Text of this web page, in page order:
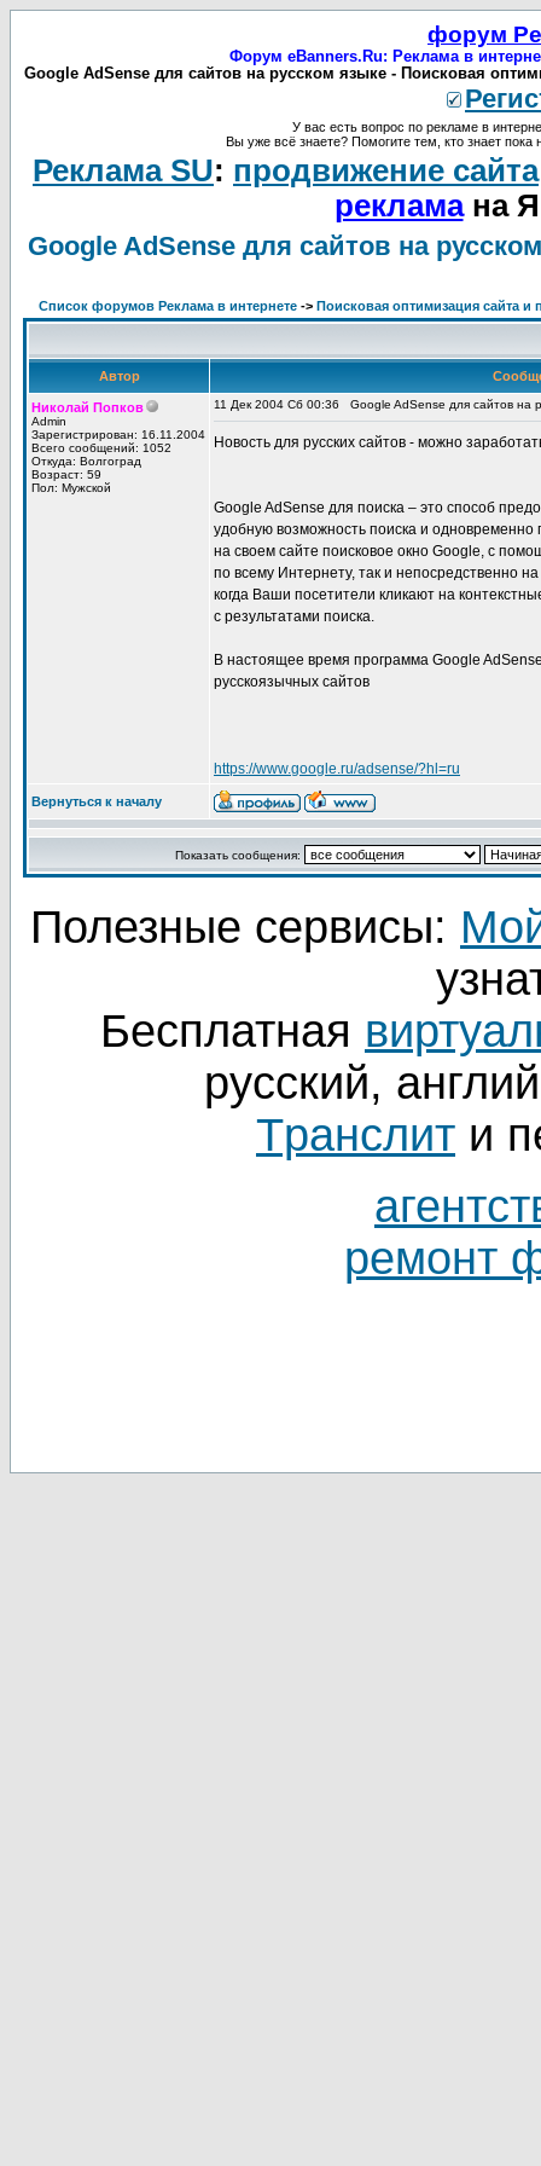
форум
Форум eBanners.Ru: Реклама в
Google AdSense для сайтов на русском языке - Поисковая
У вас есть вопрос по рекламе в
Вы уже всё знаете? Помогите тем, кто знает пока
Реклама SU: продвижение сайта
рекламана
Google AdSense для сайтов на
Список форумов Реклама в интернете -> Поисковая оптимизация сайта
Автор
Николай Попков
Admin
Зарегистрирован: 16.11.2004
Всего сообщений: 1052
Откуда: Волгоград
Возраст: 59
Пол: Мужской
11 Дек 2004 Сб 00:36 Google AdSense для сайтов на
Новость для русских сайтов - можно
Google AdSense для поиска – это способ
удобную возможность поиска и одновременно
на своем сайте поисковое окно Google, с
по всему Интернету, так и непосредственно
когда Ваши посетители кликают на
с результатами поиска.
В настоящее время программа Google
русскоязычных сайтов
https://www.google.ru/adsense/?hl=ru
Вернуться к началу
Показать сообщения:
Полезные сервисы:
Бесплатная
русский,
Tранслит и
ремонт